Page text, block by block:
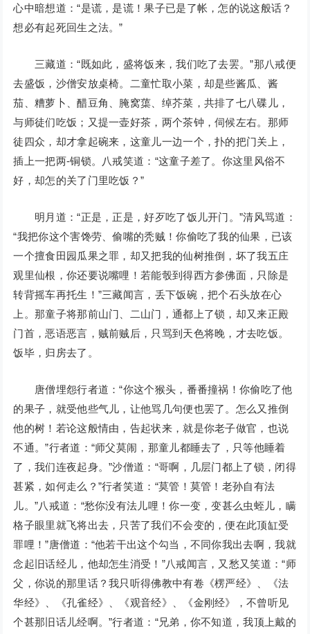
心中暗想道：“是谎，是谎！果子已是了帐，怎的说这般话？
想必有起死回生之法。”
三藏道：“既如此，盛将饭来，我们吃了去罢。”那八戒便
去盛饭，沙僧安放桌椅。二童忙取小菜，却是些酱瓜、酱
茄、糟萝卜、醋豆角、腌窝蕖、绰芥菜，共排了七八碟儿，
与师徒们吃饭；又提一壶好茶，两个茶钟，伺候左右。那师
徒四众，却才拿起碗来，这童儿一边一个，扑的把门关上，
插上一把两-铜锁。八戒笑道：“这童子差了。你这里风俗不
好，却怎的关了门里吃饭？”
明月道：“正是，正是，好歹吃了饭儿开门。”清风骂道：
“我把你这个害馋劳、偷嘴的秃贼！你偷吃了我的仙果，已该
一个擅食田园瓜果之罪，却又把我的仙树推倒，坏了我五庄
观里仙根，你还要说嘴哩！若能彀到得西方参佛面，只除是
转背摇车再托生！”三藏闻言，丢下饭碗，把个石头放在心
上。那童子将那前山门、二山门，通都上了锁，却又来正殿
门首，恶语恶言，贼前贼后，只骂到天色将晚，才去吃饭。
饭毕，归房去了。
唐僧埋怨行者道：“你这个猴头，番番撞祸！你偷吃了他
的果子，就受他些气儿，让他骂几句便也罢了。怎么又推倒
他的树！若论这般情由，告起状来，就是你老子做官，也说
不通。”行者道：“师父莫闹，那童儿都睡去了，只等他睡着
了，我们连夜起身。”沙僧道：“哥啊，几层门都上了锁，闭得
甚紧，如何走么？”行者笑道：“莫管！莫管！老孙自有法
儿。”八戒道：“愁你没有法儿哩！你一变，变甚么虫蛭儿，瞒
格子眼里就飞将出去，只苦了我们不会变的，便在此顶缸受
罪哩！”唐僧道：“他若干出这个勾当，不同你我出去啊，我就
念起旧话经儿，他却怎生消受！”八戒闻言，又愁又笑道：“师
父，你说的那里话？我只听得佛教中有卷《楞严经》、《法
华经》、《孔雀经》、《观音经》、《金刚经》，不曾听见
个甚那旧话儿经啊。”行者道：“兄弟，你不知道，我顶上戴的